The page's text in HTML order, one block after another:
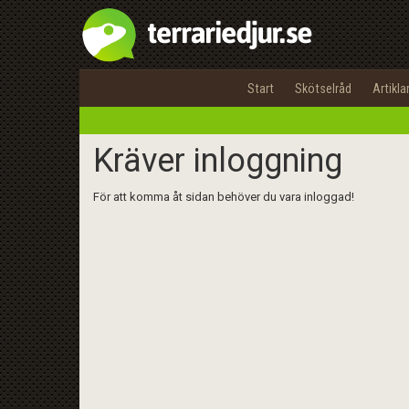
Start Skötselråd Artiklar
Kräver inloggning
För att komma åt sidan behöver du vara inloggad!